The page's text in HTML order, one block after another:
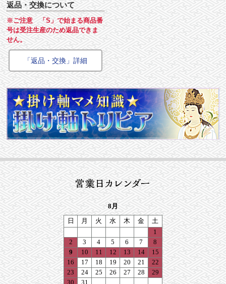
返品・交換について
※ご注意 「S」で始まる商品番
号は受注生産のため返品できま
せん。
「返品・交換」詳細